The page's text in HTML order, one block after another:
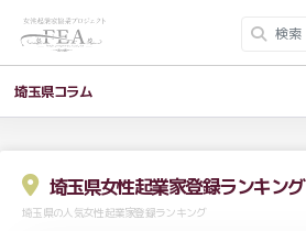
埼玉県コラム
埼玉県女性起業家登録ランキング
埼玉県の人気女性起業家登録ランキング